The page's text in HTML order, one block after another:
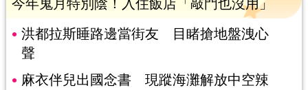
今年鬼月特別陰！入住飯店「敲門也沒用」
洪都拉斯睡路邊當街友 目睹搶地盤洩心
聲
麻衣伴兒出國念書 現蹤海灘解放中空辣